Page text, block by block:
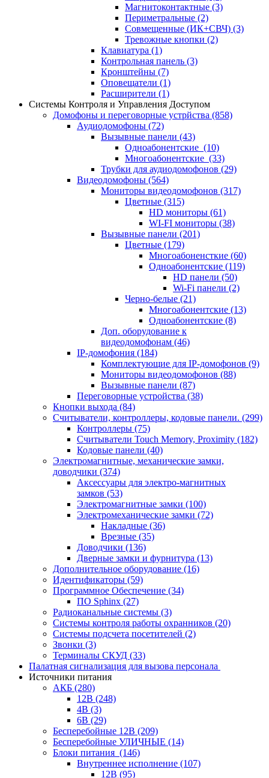
Магнитоконтактные (3)
Периметральные (2)
Совмещенные (ИК+СВЧ) (3)
Тревожные кнопки (2)
Клавиатура (1)
Контрольная панель (3)
Кронштейны (7)
Оповещатели (1)
Расширители (1)
Системы Контроля и Управления Доступом
Домофоны и переговорные устрйства (858)
Аудиодомофоны (72)
Вызывные панели (43)
Одноабонентские (10)
Многоабонентские (33)
Трубки для аудиодомофонов (29)
Видеодомофоны (564)
Мониторы видеодомофонов (317)
Цветные (315)
HD мониторы (61)
WI-FI мониторы (38)
Вызывные панели (201)
Цветные (179)
Многоабоненсткие (60)
Одноабонентские (119)
HD панели (50)
Wi-Fi панели (2)
Черно-белые (21)
Многоабонентские (13)
Одноабонентские (8)
Доп. оборудование к
видеодомофонам (46)
IP-домофония (184)
Комплектующие для IP-домофонов (9)
Мониторы видеодомофонов (88)
Вызывные панели (87)
Переговорные устройства (38)
Кнопки выхода (84)
Считыватели, контроллеры, кодовые панели. (299)
Контроллеры (75)
Считыватели Touch Memory, Proximity (182)
Кодовые панели (40)
Электромагнитные, механические замки,
доводчики (374)
Аксессуары для электро-магнитных
замков (53)
Электромагнитные замки (100)
Электромеханические замки (72)
Накладные (36)
Врезные (35)
Доводчики (136)
Дверные замки и фурнитура (13)
Дополнительное оборудование (16)
Идентификаторы (59)
Программное Обеспечение (34)
ПО Sphinx (27)
Радиоканальные системы (3)
Системы контроля работы охранников (20)
Системы подсчета посетителей (2)
Звонки (3)
Терминалы СКУД (33)
Палатная сигнализация для вызова персонала
Источники питания
АКБ (280)
12В (248)
4В (3)
6В (29)
Бесперебойные 12В (209)
Бесперебойные УЛИЧНЫЕ (14)
Блоки питания (146)
Внутреннее исполнение (107)
12В (95)